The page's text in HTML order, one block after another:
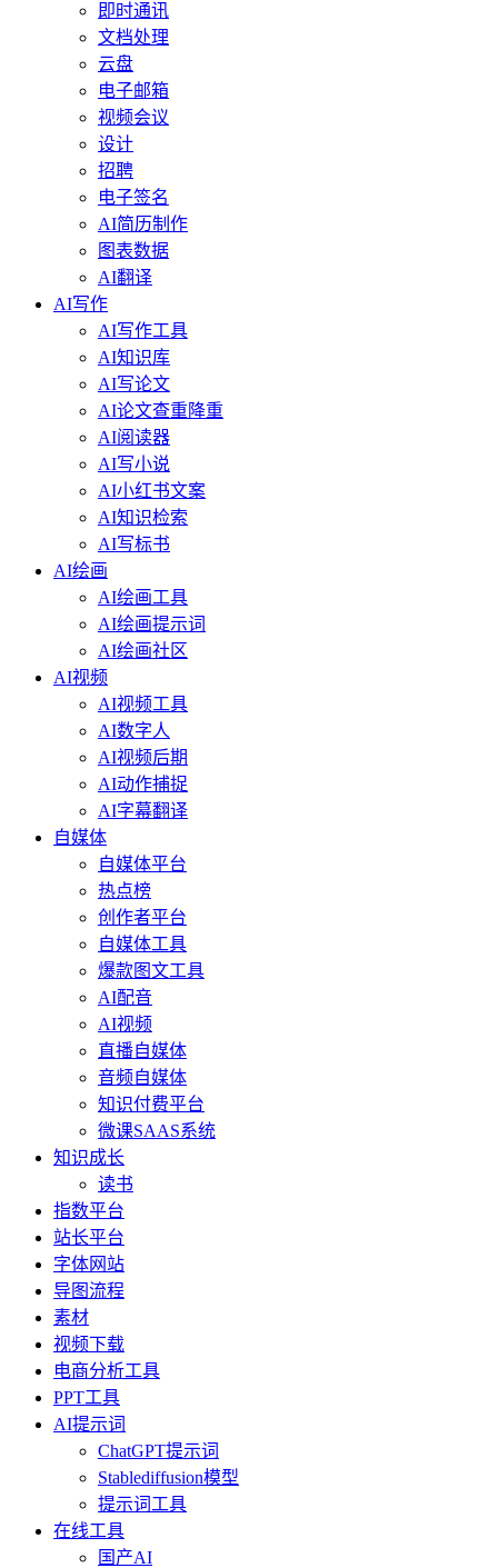
即时通讯
文档处理
云盘
电子邮箱
视频会议
设计
招聘
电子签名
AI简历制作
图表数据
AI翻译
AI写作
AI写作工具
AI知识库
AI写论文
AI论文查重降重
AI阅读器
AI写小说
AI小红书文案
AI知识检索
AI写标书
AI绘画
AI绘画工具
AI绘画提示词
AI绘画社区
AI视频
AI视频工具
AI数字人
AI视频后期
AI动作捕捉
AI字幕翻译
自媒体
自媒体平台
热点榜
创作者平台
自媒体工具
爆款图文工具
AI配音
AI视频
直播自媒体
音频自媒体
知识付费平台
微课SAAS系统
知识成长
读书
指数平台
站长平台
字体网站
导图流程
素材
视频下载
电商分析工具
PPT工具
AI提示词
ChatGPT提示词
Stablediffusion模型
提示词工具
在线工具
国产AI